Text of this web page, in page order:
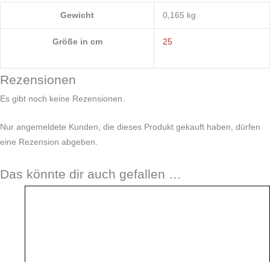
Gewicht 0,165 kg
Größe in cm 25
Rezensionen
Es gibt noch keine Rezensionen.
Nur angemeldete Kunden, die dieses Produkt gekauft haben, dürfen
eine Rezension abgeben.
Das könnte dir auch gefallen …